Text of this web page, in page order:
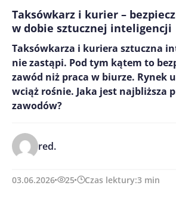
Taksówkarz i kurier –
w dobie sztucznej inteligencji
Taksówkarza i kuriera sztuczna
nie zastąpi. Pod tym kątem to
zawód niż praca w biurze. Rynek
wciąż rośnie. Jaka jest najbliższa
zawodów?
red.
03.06.2026 25 Czas lektury:3 min